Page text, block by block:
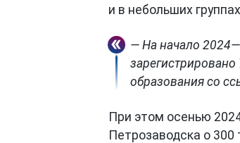
и в небольших
— На начало
образования со
При этом осенью
Петрозаводска о 300